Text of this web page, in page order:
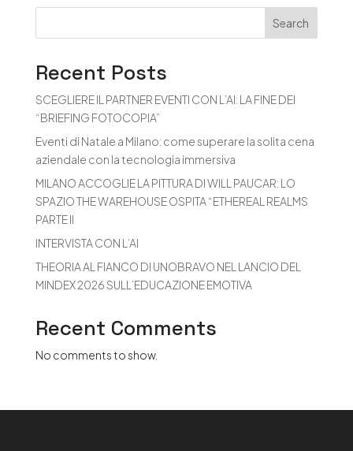
Search
Recent Posts
SCEGLIERE IL PARTNER EVENTI CON L’AI: LA FINE DEI
“BRIEFING FOTOCOPIA”
Eventi di Natale a Milano: come superare la solita cena
aziendale con la tecnologia immersiva
MILANO ACCOGLIE LA PITTURA DI WILL PAUCAR: LO
SPAZIO THE WAREHOUSE OSPITA “ETHEREAL REALMS
PARTE II
INTERVISTA CON L’AI
THEORIA AL FIANCO DI UNOBRAVO NEL LANCIO DEL
MINDEX 2026 SULL’EDUCAZIONE EMOTIVA
Recent Comments
No comments to show.